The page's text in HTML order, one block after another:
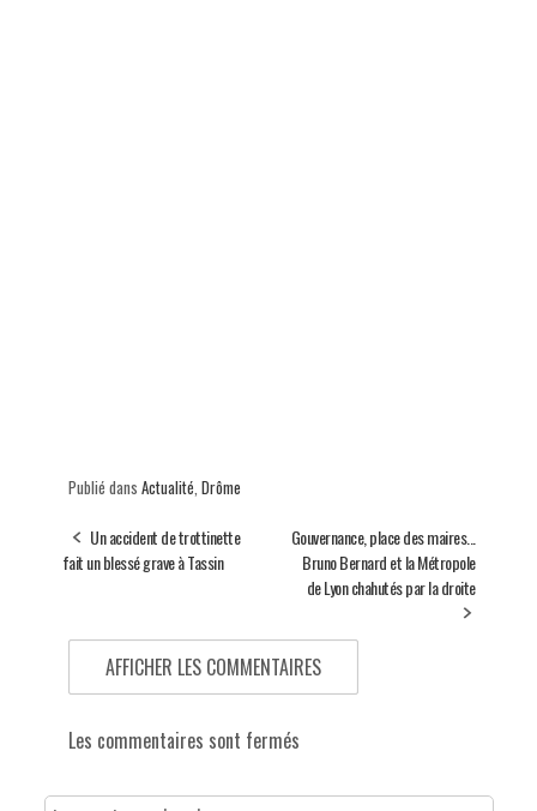
Publié dans Actualité, Drôme
Un accident de trottinette
fait un blessé grave à Tassin
Gouvernance, place des maires...
Bruno Bernard et la Métropole
de Lyon chahutés par la droite
AFFICHER LES COMMENTAIRES
Les commentaires sont fermés